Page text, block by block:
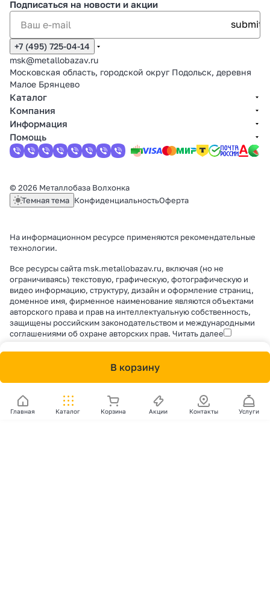
В корзину
Главная Каталог Корзина Акции Контакты Услуги
Подписаться на новости и акции
+7 (495) 725-04-14
msk@metallobazav.ru
Московская область, городской округ Подольск, деревня
Малое Брянцево
Каталог
Компания
Информация
Помощь
© 2026 Металлобаза Волхонка
Темная тема КонфиденциальностьОферта
На информационном ресурсе применяются рекомендательные
технологии.
Все ресурсы сайта msk.metallobazav.ru, включая (но не
ограничиваясь) текстовую, графическую, фотографическую и
видео информацию, структуру, дизайн и оформление страниц,
доменное имя, фирменное наименование являются объектами
авторского права и прав на интеллектуальную собственность,
защищены российским законодательством и международными
соглашениями об охране авторских прав. Читать далее